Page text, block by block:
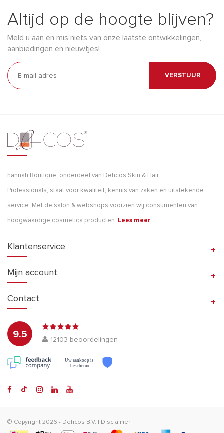
Altijd op de hoogte blijven?
Meld u aan en mis niets van onze laatste ontwikkelingen,
aanbiedingen en nieuwtjes!
VERSTUUR
hannah Boutique, onderdeel van Dehcos Skin & Hair
Professionals, staat voor kwaliteit, kennis van zaken en uitstekende
service. Met de salon & webshops voorzien wij consumenten van
hoogwaardige cosmetica producten. Lees meer
Klantenservice
Mijn account
Contact
9.5
12103 beoordelingen
Uw aankoop is
beschermd
© Copyright 2026 - Dehcos B.V. Disclaimer